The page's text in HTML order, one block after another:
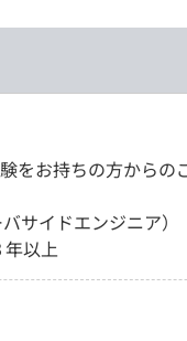
をお持ちの方からの
バサイドエンジニア
年以上